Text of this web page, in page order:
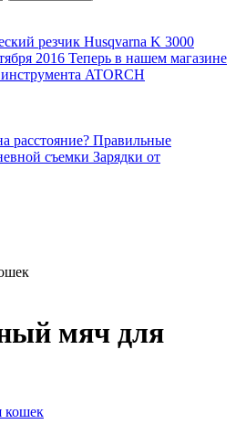
резчик Husqvarna K 3000
2016 Теперь в нашем магазине
ATORCH
расстояние? Правильные
съемки Зарядки от
мяч для